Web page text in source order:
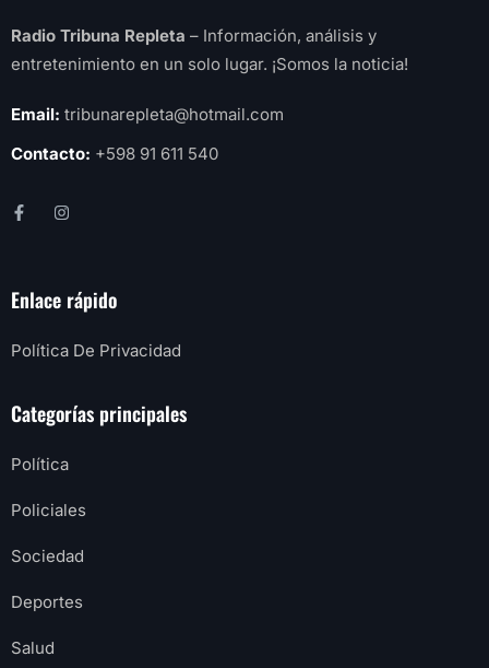
Radio Tribuna Repleta – Información, análisis y
entretenimiento en un solo lugar. ¡Somos la noticia!
Email: tribunarepleta@hotmail.com
Contacto: +598 91 611 540
Enlace rápido
Política De Privacidad
Categorías principales
Política
Policiales
Sociedad
Deportes
Salud